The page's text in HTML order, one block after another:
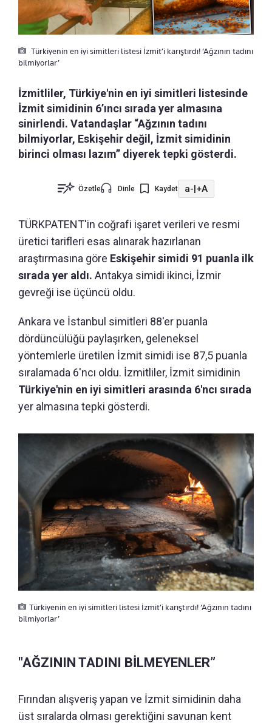
Türkiyenin en iyi simitleri listesi İzmit’i karıştırdı! ‘Ağzının tadını
bilmiyorlar’
İzmitliler, Türkiye'nin en iyi simitleri listesinde
İzmit simidinin 6’ıncı sırada yer almasına
sinirlendi. Vatandaşlar “Ağzının tadını
bilmiyorlar, Eskişehir değil, İzmit simidinin
birinci olması lazım” diyerek tepki gösterdi.
Özetle Dinle Kaydet a-|+A
TÜRKPATENT'in coğrafi işaret verileri ve resmi
üretici tarifleri esas alınarak hazırlanan
araştırmasına göre Eskişehir simidi 91 puanla ilk
sırada yer aldı. Antakya simidi ikinci, İzmir
gevreği ise üçüncü oldu.
Ankara ve İstanbul simitleri 88'er puanla
dördüncülüğü paylaşırken, geleneksel
yöntemlerle üretilen İzmit simidi ise 87,5 puanla
sıralamada 6'ncı oldu. İzmitliler, İzmit simidinin
Türkiye'nin en iyi simitleri arasında 6'ncı sırada
yer almasına tepki gösterdi.
Türkiyenin en iyi simitleri listesi İzmit’i karıştırdı! ‘Ağzının tadını
bilmiyorlar’
"AĞZININ TADINI BİLMEYENLER”
Fırından alışveriş yapan ve İzmit simidinin daha
üst sıralarda olması gerektiğini savunan kent